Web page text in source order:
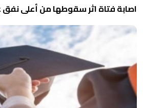
اصابة فتاة اثر سقوطها من أعلى نفق